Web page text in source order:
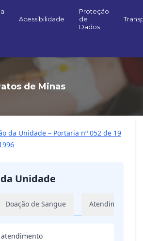
Acessibilidade
Proteção
de
Dados
de Minas
da Unidade – Portaria nº 052 de 19
Unidade
Doação de Sangue Atendimento